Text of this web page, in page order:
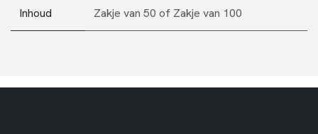
Inhoud Zakje van 50 of Zakje van 100